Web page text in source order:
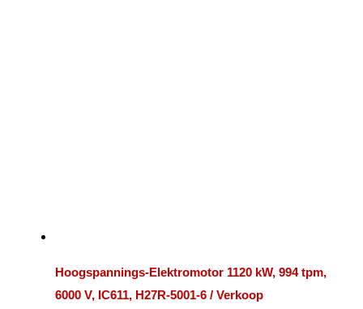
Hoogspannings-Elektromotor 1120 kW, 994 tpm,
6000 V, IC611, H27R-5001-6 / Verkoop